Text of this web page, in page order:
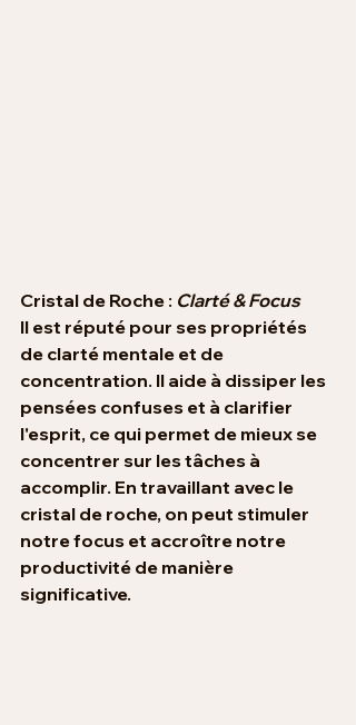
Cristal de Roche : Clarté & Focus
Il est réputé pour ses propriétés
de clarté mentale et de
concentration. Il aide à dissiper les
pensées confuses et à clarifier
l'esprit, ce qui permet de mieux se
concentrer sur les tâches à
accomplir. En travaillant avec le
cristal de roche, on peut stimuler
notre focus et accroître notre
productivité de manière
significative.